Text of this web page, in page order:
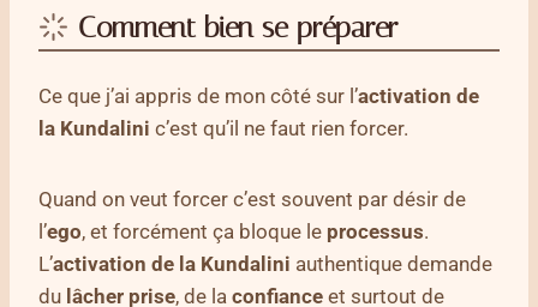
Comment bien se préparer
Ce que j’ai appris de mon côté sur l’activation de
la Kundalini c’est qu’il ne faut rien forcer.
Quand on veut forcer c’est souvent par désir de
l’ego, et forcément ça bloque le processus.
L’activation de la Kundalini authentique demande
du lâcher prise, de la confiance et surtout de